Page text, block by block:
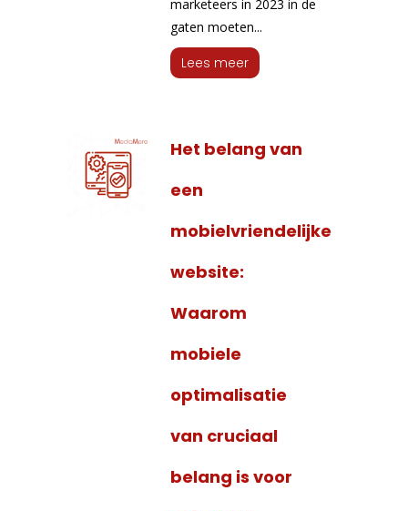
marketeers in 2023 in de
gaten moeten...
Lees meer
Het belang van
een
mobielvriendelijke
website:
Waarom
mobiele
optimalisatie
van cruciaal
belang is voor